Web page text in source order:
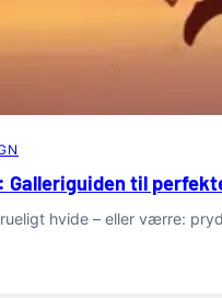
til
hvide – eller værre: